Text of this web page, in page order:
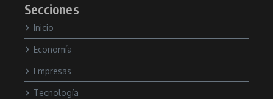
Secciones
Inicio
Economía
Empresas
Tecnología